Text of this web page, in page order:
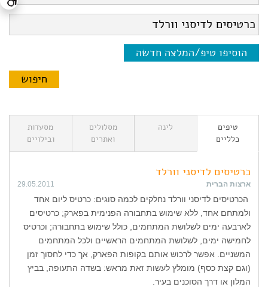
הוסיפו טיפ/המלצה חדשה
טיפים
כלליים
לינה
מסלולים
ואתרים
מסעדות
ובילויים
כרטיסים לדיסני וורלד
ארצות הברית 29.05.2011
הכרטיסים לדיסני וורלד נחלקים לכמה סוגים: כרטיס ליום אחד
ולמתחם אחד, ללא שימוש בתחבורה הפנימית בפארק; כרטיסים
לארבעה ימים לשלושת המתחמים, כולל שימוש בתחבורה; וכרטיס
לחמישה ימים, לשלושת המתחמים הראשיים ולכל המתחמים
המשניים. אפשר לרכוש אותם בקופות הפארק, אך כדי לחסוך זמן
(וגם קצת כסף) מומלץ לעשות זאת מראש: בשדה התעופה, בביץ
המלון או דרך הסוכנים בעיר.